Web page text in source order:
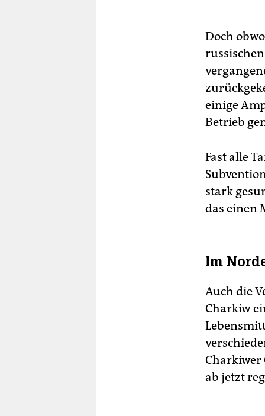
Doch
einige
Betrieb
Fast alle
stark
das einen
Im
Auch die
Charkiw
Charkiwer
ab jetzt